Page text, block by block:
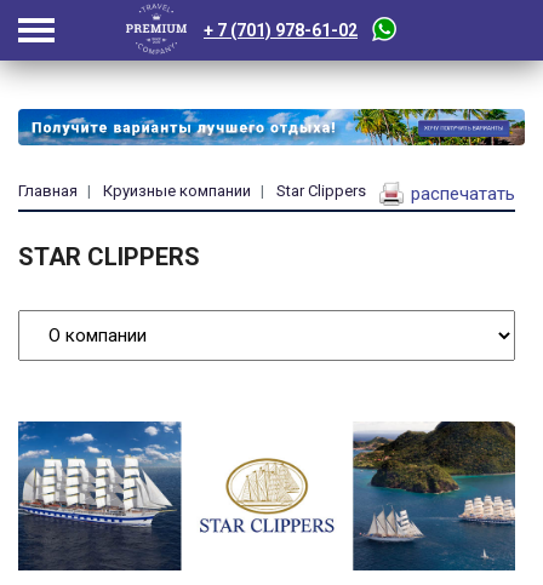
+ 7 (701) 978-61-02
Главная Круизные компании Star Clippers распечатать
STAR CLIPPERS